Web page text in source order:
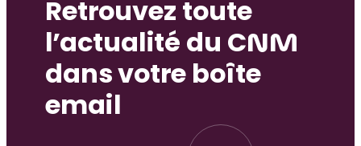
Retrouvez toute
l’actualité du CNM
dans votre boîte
email